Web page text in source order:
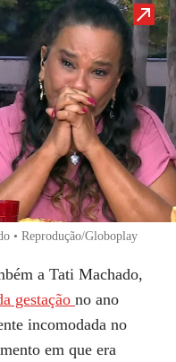
• Reprodução/Globoplay
a Tati Machado,
gestação no ano
incomodada no
em que era